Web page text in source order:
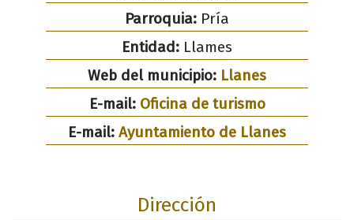
Parroquia: Pría
Entidad: Llames
Web del municipio: Llanes
E-mail: Oficina de turismo
E-mail: Ayuntamiento de Llanes
Dirección